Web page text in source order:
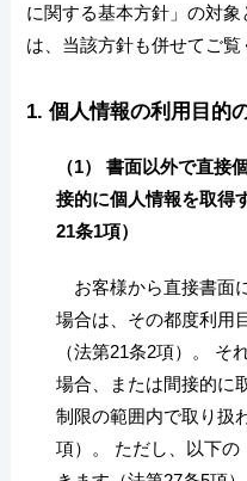
に関する基本方針」の対
は、当該方針も併せてご覧
1. 個人情報の利用目的
（1） 書面以外で直接
接的に個人情報を取得
21条1項）
お客様から直接書面
場合は、その都度利用
（法第21条2項）。 そ
場合、または間接的に
制限の範囲内で取り扱
項）。 ただし、以下の